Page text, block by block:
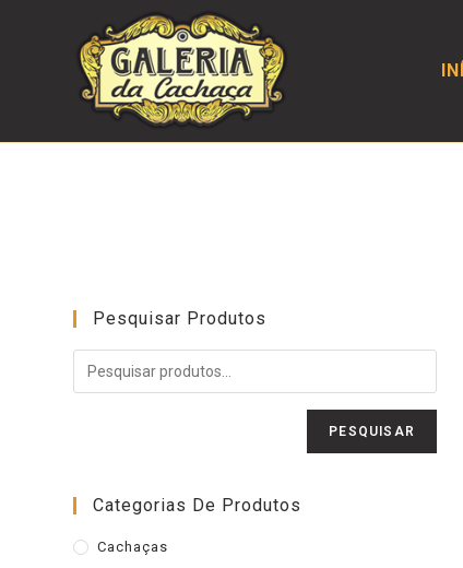
Pesquisar Produtos
PESQUISAR
Categorias De Produtos
Cachaças